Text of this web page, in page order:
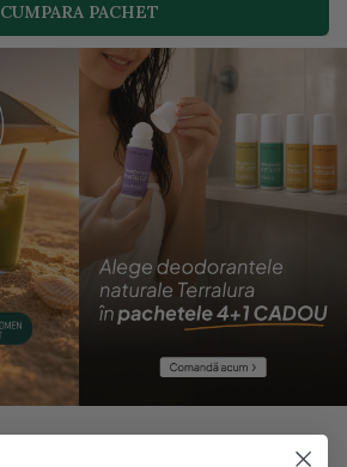
CUMPARA PACHET